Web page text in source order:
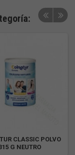
CLASSIC POLVO
G NEUTRO